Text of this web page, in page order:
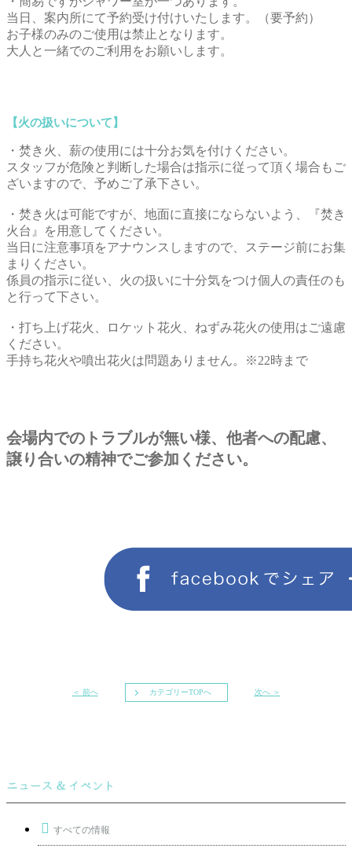
当日、案内所にて予約受け付けいたします。（要予約）
お子様のみのご使用は禁止となります。
大人と一緒でのご利用をお願いします。
【火の扱いについて】
・焚き火、薪の使用には十分お気を付けください。
スタッフが危険と判断した場合は指示に従って頂く場合もご
ざいますので、予めご了承下さい。
・焚き火は可能ですが、地面に直接にならないよう、『焚き
火台』を用意してください。
当日に注意事項をアナウンスしますので、ステージ前にお集
まりください。
係員の指示に従い、火の扱いに十分気をつけ個人の責任のも
と行って下さい。
・打ち上げ花火、ロケット花火、ねずみ花火の使用はご遠慮
ください。
手持ち花火や噴出花火は問題ありません。※22時まで
会場内でのトラブルが無い様、他者への配慮、
譲り合いの精神でご参加ください。
＜ 前へ カテゴリーTOPへ 次へ ＞
すべての情報